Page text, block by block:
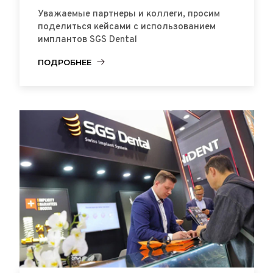
Уважаемые партнеры и коллеги, просим
поделиться кейсами с использованием
имплантов SGS Dental
ПОДРОБНЕЕ